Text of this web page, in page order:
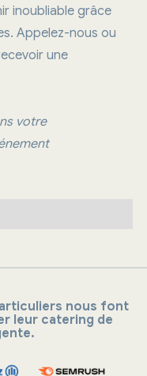
inoubliable grâce
Appelez-nous ou
une
votre
nous font
leur catering de